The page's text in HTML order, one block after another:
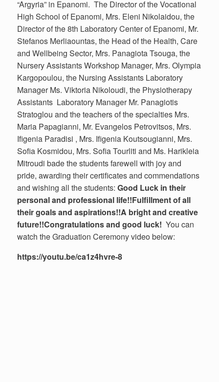
“Argyria” in Epanomi. The Director of the Vocational
High School of Epanomi, Mrs. Eleni Nikolaidou, the
Director of the 8th Laboratory Center of Epanomi, Mr.
Stefanos Merliaountas, the Head of the Health, Care
and Wellbeing Sector, Mrs. Panagiota Tsouga, the
Nursery Assistants Workshop Manager, Mrs. Olympia
Kargopoulou, the Nursing Assistants Laboratory
Manager Ms. Viktoria Nikoloudi, the Physiotherapy
Assistants Laboratory Manager Mr. Panagiotis
Stratoglou and the teachers of the specialties Mrs.
Maria Papagianni, Mr. Evangelos Petrovitsos, Mrs.
Ifigenia Paradisi , Mrs. Ifigenia Koutsougianni, Mrs.
Sofia Kosmidou, Mrs. Sofia Tourliti and Ms. Harikleia
Mitroudi bade the students farewell with joy and
pride, awarding their certificates and commendations
and wishing all the students: Good Luck in their
personal and professional life!!Fulfillment of all
their goals and aspirations!!A bright and creative
future!!Congratulations and good luck! You can
watch the Graduation Ceremony video below:
https://youtu.be/ca1z4hvre-8